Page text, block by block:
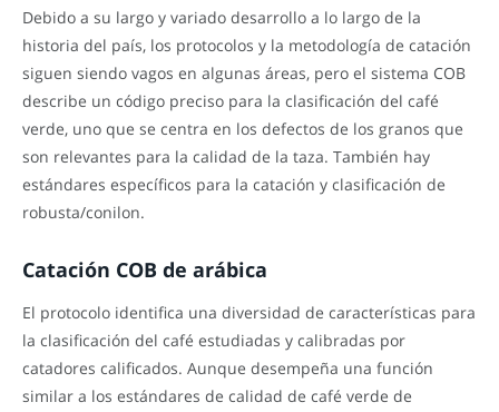
Debido a su largo y variado desarrollo a lo largo de la
historia del país, los protocolos y la metodología de catación
siguen siendo vagos en algunas áreas, pero el sistema COB
describe un código preciso para la clasificación del café
verde, uno que se centra en los defectos de los granos que
son relevantes para la calidad de la taza. También hay
estándares específicos para la catación y clasificación de
robusta/conilon.
Catación COB de arábica
El protocolo identifica una diversidad de características para
la clasificación del café estudiadas y calibradas por
catadores calificados. Aunque desempeña una función
similar a los estándares de calidad de café verde de